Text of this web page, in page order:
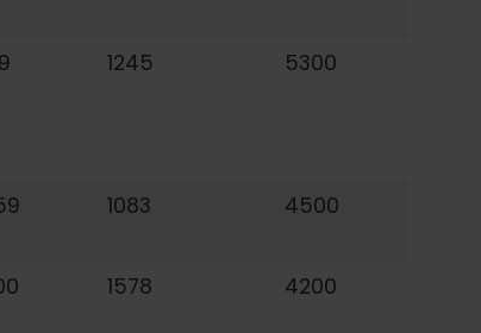
1245 5300
1083 4500
1578 4200